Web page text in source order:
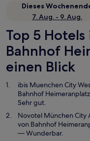
Dieses
7. Aug. - 9. Aug.
Top 5
Bahnhof
einen Blick
ibis Muenchen City
Bahnhof
Sehr gut.
Novotel München City
von Bahnhof
— Wunderbar.